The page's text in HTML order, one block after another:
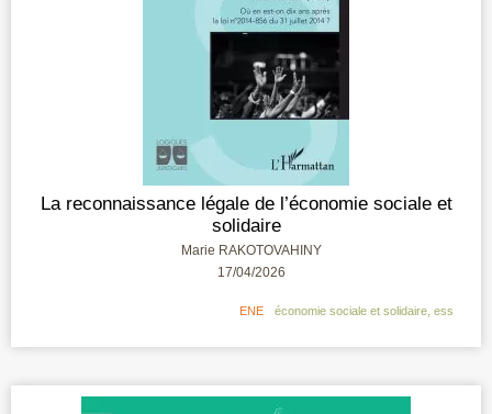
La reconnaissance légale de l’économie sociale et
solidaire
Marie RAKOTOVAHINY
17/04/2026
ENE économie sociale et solidaire ess